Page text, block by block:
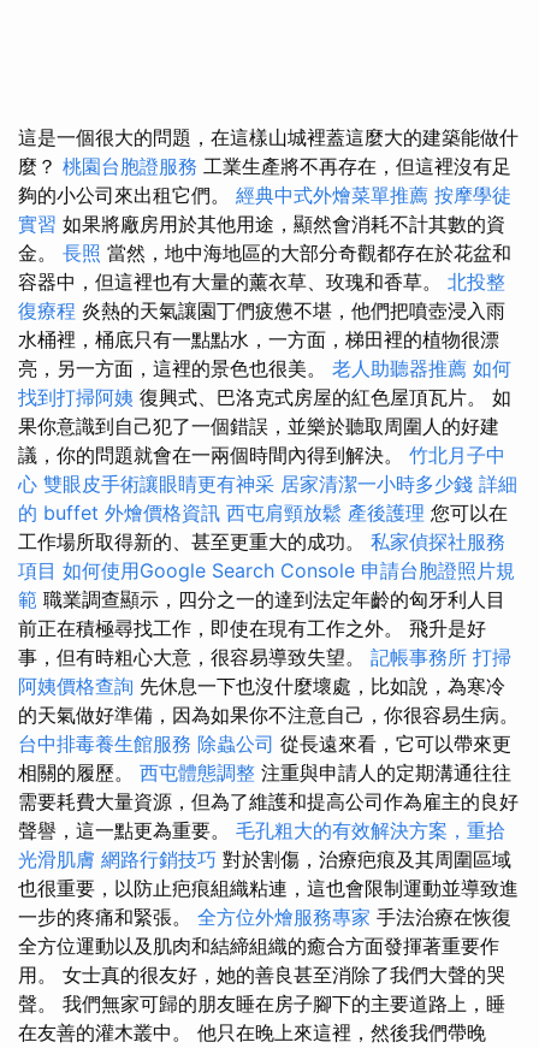
這是一個很大的問題，在這樣山城裡蓋這麼大的建築能做什
麼？ 桃園台胞證服務 工業生產將不再存在，但這裡沒有足
夠的小公司來出租它們。 經典中式外燴菜單推薦 按摩學徒
實習 如果將廠房用於其他用途，顯然會消耗不計其數的資
金。 長照 當然，地中海地區的大部分奇觀都存在於花盆和
容器中，但這裡也有大量的薰衣草、玫瑰和香草。 北投整
復療程 炎熱的天氣讓園丁們疲憊不堪，他們把噴壺浸入雨
水桶裡，桶底只有一點點水，一方面，梯田裡的植物很漂
亮，另一方面，這裡的景色也很美。 老人助聽器推薦 如何
找到打掃阿姨 復興式、巴洛克式房屋的紅色屋頂瓦片。 如
果你意識到自己犯了一個錯誤，並樂於聽取周圍人的好建
議，你的問題就會在一兩個時間內得到解決。 竹北月子中
心 雙眼皮手術讓眼睛更有神采 居家清潔一小時多少錢 詳細
的 buffet 外燴價格資訊 西屯肩頸放鬆 產後護理 您可以在
工作場所取得新的、甚至更重大的成功。 私家偵探社服務
項目 如何使用Google Search Console 申請台胞證照片規
範 職業調查顯示，四分之一的達到法定年齡的匈牙利人目
前正在積極尋找工作，即使在現有工作之外。 飛升是好
事，但有時粗心大意，很容易導致失望。 記帳事務所 打掃
阿姨價格查詢 先休息一下也沒什麼壞處，比如說，為寒冷
的天氣做好準備，因為如果你不注意自己，你很容易生病。
台中排毒養生館服務 除蟲公司 從長遠來看，它可以帶來更
相關的履歷。 西屯體態調整 注重與申請人的定期溝通往往
需要耗費大量資源，但為了維護和提高公司作為雇主的良好
聲譽，這一點更為重要。 毛孔粗大的有效解決方案，重拾
光滑肌膚 網路行銷技巧 對於割傷，治療疤痕及其周圍區域
也很重要，以防止疤痕組織粘連，這也會限制運動並導致進
一步的疼痛和緊張。 全方位外燴服務專家 手法治療在恢復
全方位運動以及肌肉和結締組織的癒合方面發揮著重要作
用。 女士真的很友好，她的善良甚至消除了我們大聲的哭
聲。 我們無家可歸的朋友睡在房子腳下的主要道路上，睡
在友善的灌木叢中。 他只在晚上來這裡，然後我們帶晚